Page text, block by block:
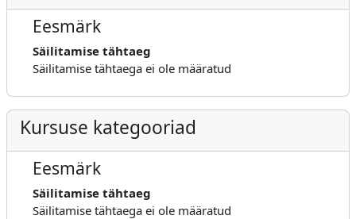
Eesmärk
Säilitamise tähtaeg
Säilitamise tähtaega ei ole määratud
Kursuse kategooriad
Eesmärk
Säilitamise tähtaeg
Säilitamise tähtaega ei ole määratud